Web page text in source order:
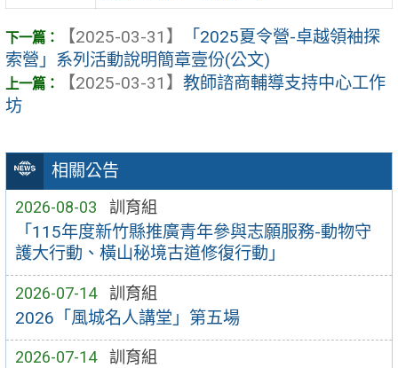
相關公告
2026-08-03 訓育組
「115年度新竹縣推廣青年參與志願服務-動物守
護大行動、橫山秘境古道修復行動」
2026-07-14 訓育組
2026「風城名人講堂」第五場
2026-07-14 訓育組
【2025-03-31】
「2025夏令營-卓越領袖探
索營」系列活動說明簡章壹份(公文)
【2025-03-31】 教師諮商輔導支持中心工作
坊